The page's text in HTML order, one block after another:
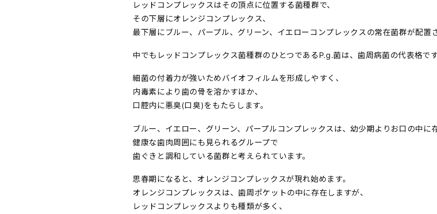
レッドコンプレックスはその頂点に位置する菌種群で、
その下層にオレンジコンプレックス、
最下層にブルー、パープル、グリーン、イエローコンプレックスの常在菌群が配置
中でもレッドコンプレックス菌種群のひとつであるP.g.菌は、歯周病菌の代表格です
細菌の付着力が強いためバイオフィルムを形成しやすく、
内毒素により歯の骨を溶かすほか、
口腔内に悪臭(口臭)をもたらします。
ブルー、イエロー、グリーン、パープルコンプレックスは、幼少期よりお口の中に
健康な歯肉周囲にも見られるグループで
歯ぐきと調和している菌群と考えられています。
思春期になると、オレンジコンプレックスが現れ始めます。
オレンジコンプレックスは、歯周ポケットの中に存在しますが、
レッドコンプレックスよりも種類が多く、